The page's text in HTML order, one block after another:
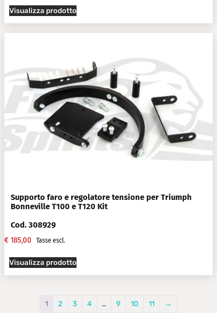
Visualizza prodotto
Supporto faro e regolatore tensione per Triumph
Bonneville T100 e T120 Kit
Cod. 308929
€ 185,00 Tasse escl.
Visualizza prodotto
1 2 3 4 … 9 10 11 →